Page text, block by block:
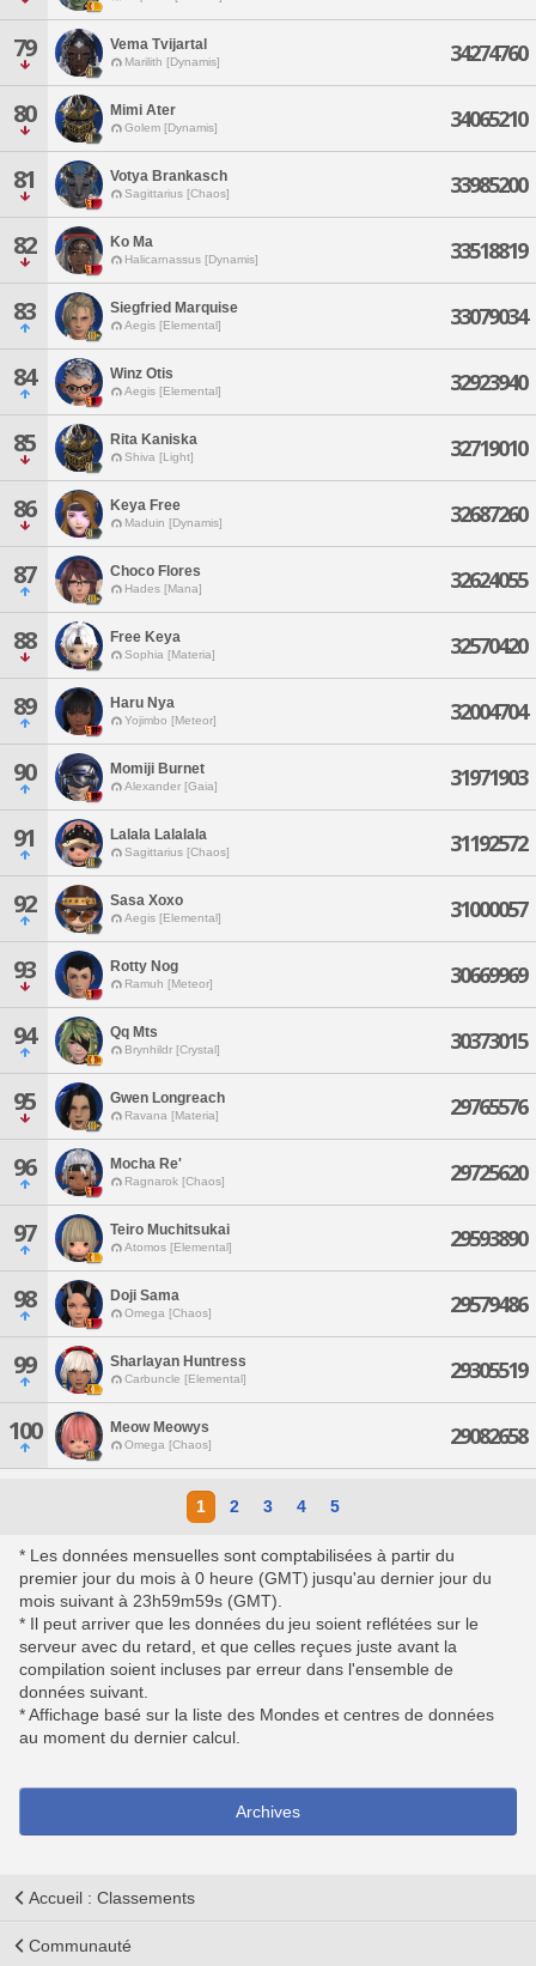
79 Vema Tvijartal
Marilith [Dynamis] 34274760
80 Mimi Ater
Golem [Dynamis] 34065210
81 Votya Brankasch
Sagittarius [Chaos] 33985200
82 Ko Ma
Halicarnassus [Dynamis] 33518819
83 Siegfried Marquise
Aegis [Elemental] 33079034
84 Winz Otis
Aegis [Elemental] 32923940
85 Rita Kaniska
Shiva [Light] 32719010
86 Keya Free
Maduin [Dynamis] 32687260
87 Choco Flores
Hades [Mana] 32624055
88 Free Keya
Sophia [Materia] 32570420
89 Haru Nya
Yojimbo [Meteor] 32004704
90 Momiji Burnet
Alexander [Gaia] 31971903
91 Lalala Lalalala
Sagittarius [Chaos] 31192572
92 Sasa Xoxo
Aegis [Elemental] 31000057
93 Rotty Nog
Ramuh [Meteor] 30669969
94 Qq Mts
Brynhildr [Crystal] 30373015
95 Gwen Longreach
Ravana [Materia] 29765576
96 Mocha Re'
Ragnarok [Chaos] 29725620
97 Teiro Muchitsukai
Atomos [Elemental] 29593890
98 Doji Sama
Omega [Chaos] 29579486
99 Sharlayan Huntress
Carbuncle [Elemental] 29305519
100 Meow Meowys
Omega [Chaos] 29082658
1 2 3 4 5
* Les données mensuelles sont comptabilisées à partir du
premier jour du mois à 0 heure (GMT) jusqu'au dernier jour du
mois suivant à 23h59m59s (GMT).
* Il peut arriver que les données du jeu soient reflétées sur le
serveur avec du retard, et que celles reçues juste avant la
compilation soient incluses par erreur dans l'ensemble de
données suivant.
* Affichage basé sur la liste des Mondes et centres de données
au moment du dernier calcul.
Archives
Accueil : Classements
Communauté